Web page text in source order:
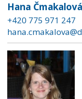
Hana Čmakalová
+420 775 971 247